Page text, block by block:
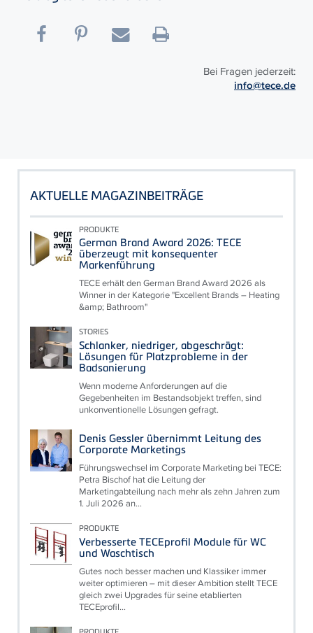
Bei Fragen jederzeit:
info@tece.de
AKTUELLE MAGAZINBEITRÄGE
PRODUKTE
German Brand Award 2026: TECE
überzeugt mit konsequenter
Markenführung
TECE erhält den German Brand Award 2026 als
Winner in der Kategorie "Excellent Brands – Heating
&amp; Bathroom"
STORIES
Schlanker, niedriger, abgeschrägt:
Lösungen für Platzprobleme in der
Badsanierung
Wenn moderne Anforderungen auf die
Gegebenheiten im Bestandsobjekt treffen, sind
unkonventionelle Lösungen gefragt.
Denis Gessler übernimmt Leitung des
Corporate Marketings
Führungswechsel im Corporate Marketing bei TECE:
Petra Bischof hat die Leitung der
Marketingabteilung nach mehr als zehn Jahren zum
1. Juli 2026 an...
PRODUKTE
Verbesserte TECEprofil Module für WC
und Waschtisch
Gutes noch besser machen und Klassiker immer
weiter optimieren – mit dieser Ambition stellt TECE
gleich zwei Upgrades für seine etablierten
TECEprofil...